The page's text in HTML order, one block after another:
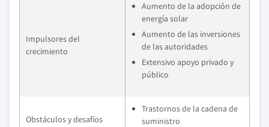
Impulsores del
crecimiento
Aumento de la adopción de
energía solar
Aumento de las inversiones
de las autoridades
Extensivo apoyo privado y
público
Obstáculos y desafíos
Trastornos de la cadena de
suministro